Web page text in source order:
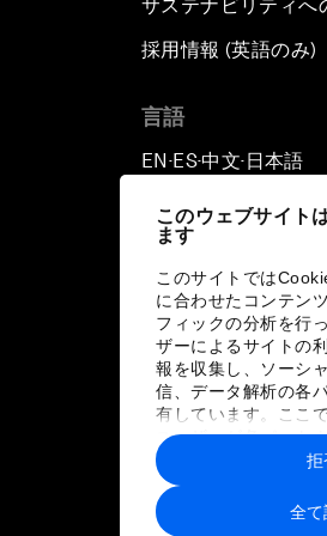
このウェブサイト
ます
このサイトでは
に合わせたコンテン
フィックの分析を行
ザーによるサイトの
報を収集し、ソーシ
信、データ解析の各
有しています。ここ
ユーザーが各パート
報や各パートナーの
に収集された情報と
トナーによって使用
す。
全て
拒
サステナビリティへ
採用情報 (英語のみ)
言語
EN ▪ ES▪中文▪ 日本語